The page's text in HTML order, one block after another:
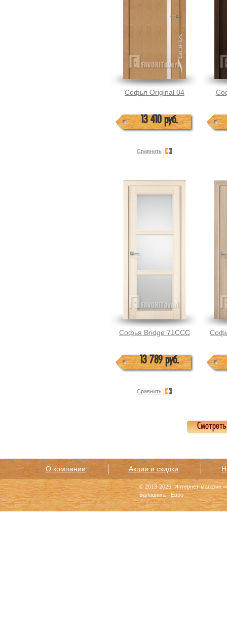
Софья Original 04
13 410 руб.
Сравнить
Софья Bridge 71ССС
13 789 руб.
Сравнить
О компании Акции и скидки
© 2013-2025, Интернет-магазин
Балашиха - Евро